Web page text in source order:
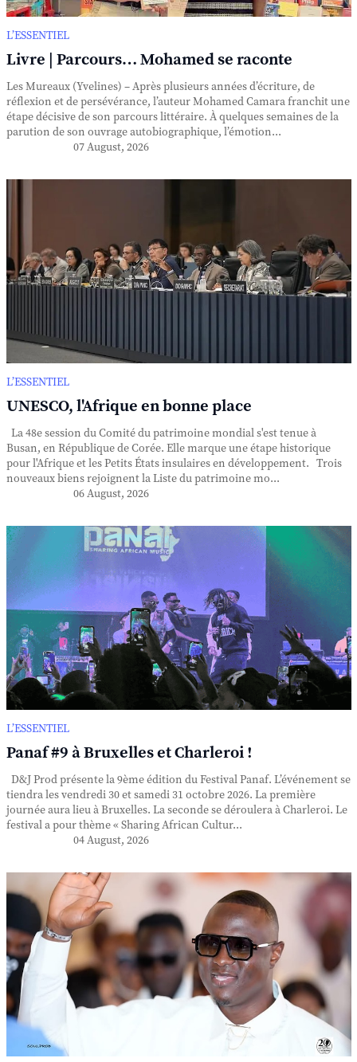
L’ESSENTIEL
Livre | Parcours… Mohamed se raconte
Les Mureaux (Yvelines) – Après plusieurs années d’écriture, de
réflexion et de persévérance, l’auteur Mohamed Camara franchit une
étape décisive de son parcours littéraire. À quelques semaines de la
parution de son ouvrage autobiographique, l’émotion...
07 August, 2026
L’ESSENTIEL
UNESCO, l'Afrique en bonne place
La 48e session du Comité du patrimoine mondial s'est tenue à
Busan, en République de Corée. Elle marque une étape historique
pour l'Afrique et les Petits États insulaires en développement. Trois
nouveaux biens rejoignent la Liste du patrimoine mo...
06 August, 2026
L’ESSENTIEL
Panaf #9 à Bruxelles et Charleroi !
D&J Prod présente la 9ème édition du Festival Panaf. L’événement se
tiendra les vendredi 30 et samedi 31 octobre 2026. La première
journée aura lieu à Bruxelles. La seconde se déroulera à Charleroi. Le
festival a pour thème « Sharing African Cultur...
04 August, 2026